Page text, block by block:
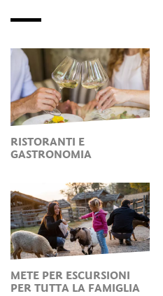
RISTORANTI E
GASTRONOMIA
METE PER ESCURSIONI
PER TUTTA LA FAMIGLIA